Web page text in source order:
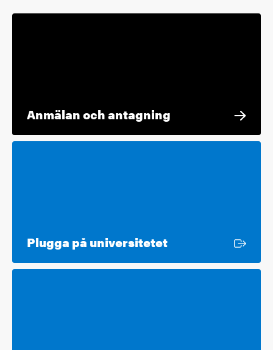
Anmälan och antagning
Plugga på universitetetExtern länk